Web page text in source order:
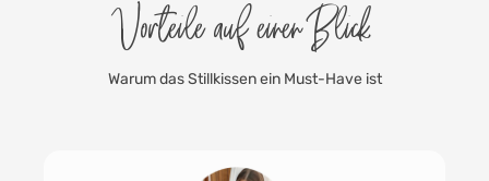
Vorteile auf einen Blick
Warum das Stillkissen ein Must-Have ist